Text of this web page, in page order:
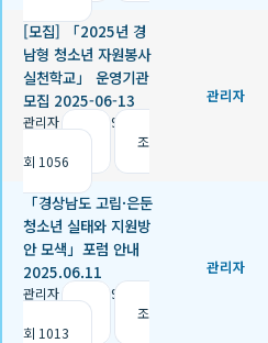
[모집] 「2025년 경
남형 청소년 자원봉사
실천학교」 운영기관
모집 2025-06-13
관리자 2025.09.06
조
회 1056
관리자
「경상남도 고립·은둔
청소년 실태와 지원방
안 모색」포럼 안내
2025.06.11
관리자 2025.09.06
조
회 1013
관리자